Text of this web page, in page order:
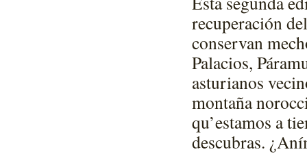
recuperación
conservan
Palacios,
asturianos
montaña
qu’estamos a
descubras.